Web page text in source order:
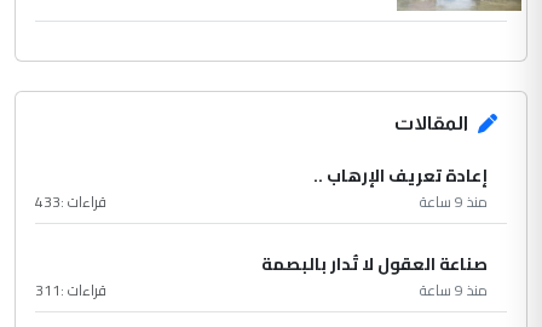
المقالات
إعادة تعريف الإرهاب ..
منذ 9 ساعة قراءات :433
صناعة العقول لا تُدار بالبصمة
منذ 9 ساعة قراءات :311